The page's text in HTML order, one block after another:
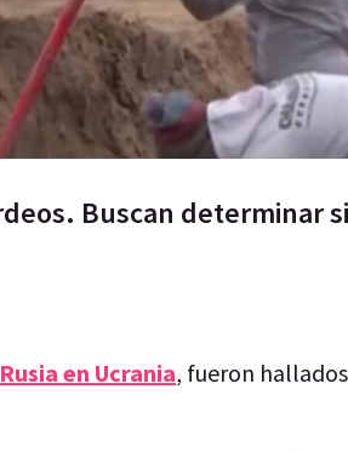
Buscan determinar
en Ucrania, fueron